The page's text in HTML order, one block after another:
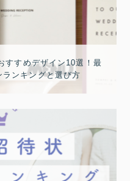
すすめデザイン10選！最
ンキングと選び方